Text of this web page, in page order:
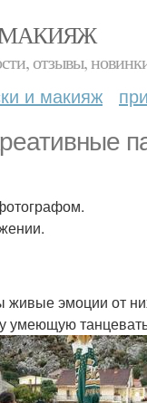
МАКИЯЖ
отзывы,
и макияж
живые эмоции от
умеющую